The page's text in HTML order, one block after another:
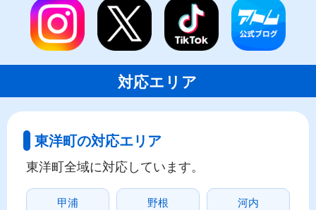
対応エリア
東洋町の対応エリア
東洋町全域に対応しています。
甲浦 野根 河内